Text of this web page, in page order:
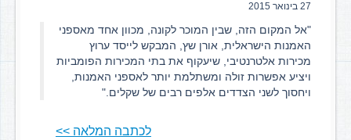
27 בינואר 2015
"אל המקום הזה, שבין המוכר לקונה, מכוון אחד מאספני
האמנות הישראלית, אורן שץ, המבקש לייסד ערוץ
מכירות אלטרנטיבי, שיעקוף את בתי המכירות הפומביות
ויציע אפשרות זולה ומשתלמת יותר לאספני האמנות,
ויחסוך לשני הצדדים אלפים רבים של שקלים."
לכתבה המלאה >>